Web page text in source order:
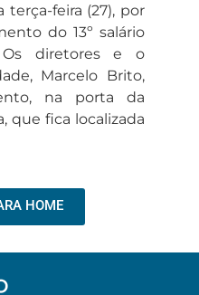
terça-feira (27), por
do 13º salário
Os diretores e o
Marcelo Brito,
na porta da
que fica localizada
HOME